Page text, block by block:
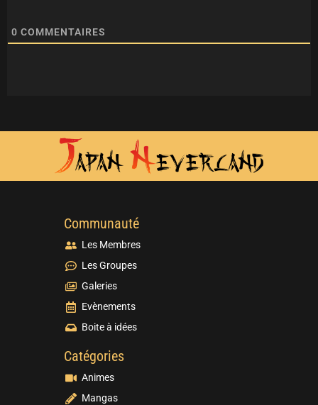
0 COMMENTAIRES
Communauté
Les Membres
Les Groupes
Galeries
Evènements
Boite à idées
Catégories
Animes
Mangas